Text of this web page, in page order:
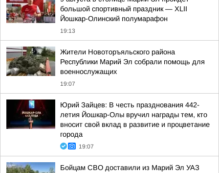
большой спортивный праздник — XLII
Йошкар-Олинский полумарафон
19:13
Жители Новоторъяльского района
Республики Марий Эл собрали помощь для
военнослужащих
19:07
Юрий Зайцев: В честь празднования 442-
летия Йошкар-Олы вручил награды тем, кто
вносит свой вклад в развитие и процветание
города
19:07
Бойцам СВО доставили из Марий Эл УАЗ